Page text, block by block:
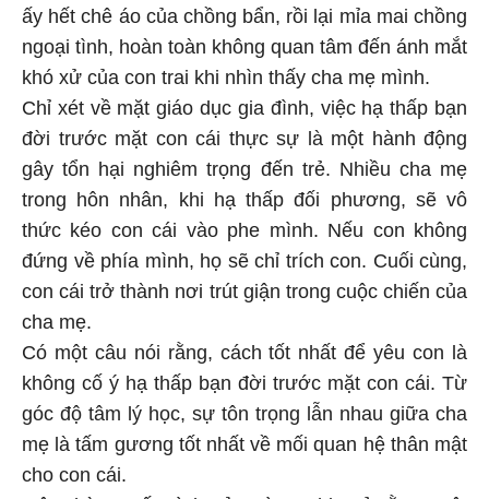
ấy hết chê áo của chồng bẩn, rồi lại mỉa mai chồng
ngoại tình, hoàn toàn không quan tâm đến ánh mắt
khó xử của con trai khi nhìn thấy cha mẹ mình.
Chỉ xét về mặt giáo dục gia đình, việc hạ thấp bạn
đời trước mặt con cái thực sự là một hành động
gây tổn hại nghiêm trọng đến trẻ. Nhiều cha mẹ
trong hôn nhân, khi hạ thấp đối phương, sẽ vô
thức kéo con cái vào phe mình. Nếu con không
đứng về phía mình, họ sẽ chỉ trích con. Cuối cùng,
con cái trở thành nơi trút giận trong cuộc chiến của
cha mẹ.
Có một câu nói rằng, cách tốt nhất để yêu con là
không cố ý hạ thấp bạn đời trước mặt con cái. Từ
góc độ tâm lý học, sự tôn trọng lẫn nhau giữa cha
mẹ là tấm gương tốt nhất về mối quan hệ thân mật
cho con cái.